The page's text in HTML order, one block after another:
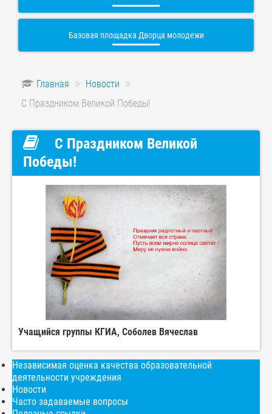
Базовая площадка Дворца молодежи
Главная
Новости
С Праздником Великой Победы!
С Праздником Великой
Победы!
Учащийся группы КГИА, Соболев Вячеслав
Независимая оценка качества образовательной
деятельности учреждения
Новости
Часто задаваемые вопросы